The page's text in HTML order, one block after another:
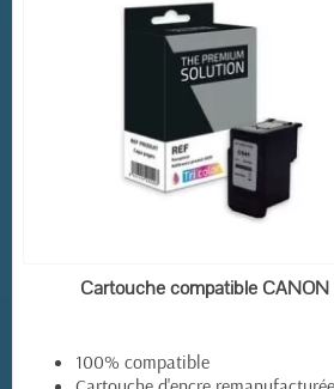
EN STOCK
Cartouche compatible
100% compatible